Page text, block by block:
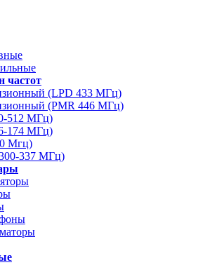
частот
(LPD 433 МГц)
(PMR 446 МГц)
512 МГц)
174 МГц)
Мгц)
337 МГц)